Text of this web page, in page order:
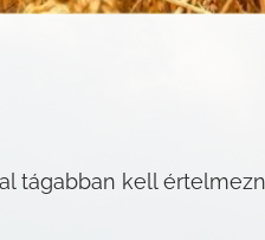
tágabban kell